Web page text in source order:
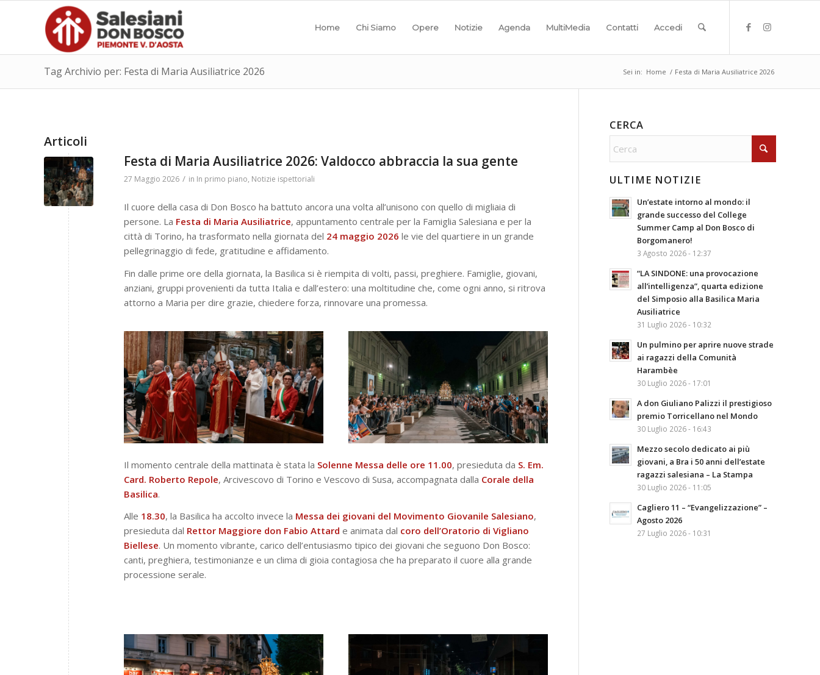
Home Chi Siamo Opere Notizie Agenda MultiMedia Contatti Accedi
Tag Archivio per: Festa di Maria Ausiliatrice 2026 Sei in: Home / Festa di Maria Ausiliatrice 2026
Articoli
Festa di Maria Ausiliatrice 2026: Valdocco abbraccia la sua gente
27 Maggio 2026 / in In primo piano, Notizie ispettoriali
Il cuore della casa di Don Bosco ha battuto ancora una volta all’unisono con quello di migliaia di
persone. La Festa di Maria Ausiliatrice, appuntamento centrale per la Famiglia Salesiana e per la
città di Torino, ha trasformato nella giornata del 24 maggio 2026 le vie del quartiere in un grande
pellegrinaggio di fede, gratitudine e affidamento.
Fin dalle prime ore della giornata, la Basilica si è riempita di volti, passi, preghiere. Famiglie, giovani,
anziani, gruppi provenienti da tutta Italia e dall’estero: una moltitudine che, come ogni anno, si ritrova
attorno a Maria per dire grazie, chiedere forza, rinnovare una promessa.
Il momento centrale della mattinata è stata la Solenne Messa delle ore 11.00, presieduta da S. Em.
Card. Roberto Repole, Arcivescovo di Torino e Vescovo di Susa, accompagnata dalla Corale della
Basilica.
Alle 18.30, la Basilica ha accolto invece la Messa dei giovani del Movimento Giovanile Salesiano,
presieduta dal Rettor Maggiore don Fabio Attard e animata dal coro dell’Oratorio di Vigliano
Biellese. Un momento vibrante, carico dell’entusiasmo tipico dei giovani che seguono Don Bosco:
canti, preghiera, testimonianze e un clima di gioia contagiosa che ha preparato il cuore alla grande
processione serale.
CERCA
ULTIME NOTIZIE
Un’estate intorno al mondo: il
grande successo del College
Summer Camp al Don Bosco di
Borgomanero!
3 Agosto 2026 - 12:37
“LA SINDONE: una provocazione
all’intelligenza”, quarta edizione
del Simposio alla Basilica Maria
Ausiliatrice
31 Luglio 2026 - 10:32
Un pulmino per aprire nuove strade
ai ragazzi della Comunità
Harambèe
30 Luglio 2026 - 17:01
A don Giuliano Palizzi il prestigioso
premio Torricellano nel Mondo
30 Luglio 2026 - 16:43
Mezzo secolo dedicato ai più
giovani, a Bra i 50 anni dell’estate
ragazzi salesiana – La Stampa
30 Luglio 2026 - 11:05
Cagliero 11 – “Evangelizzazione” –
Agosto 2026
27 Luglio 2026 - 10:31